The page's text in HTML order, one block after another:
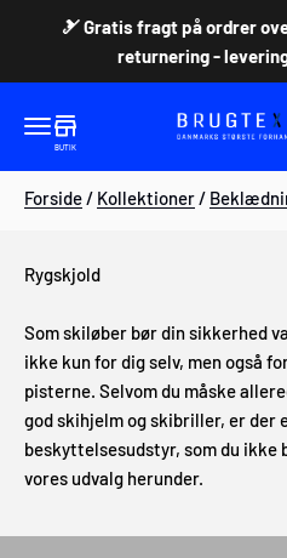
🎿 Gratis fragt på ordrer
returnering -
Åbn navigationsmenu
Åbn søgefunktion
BUTIK
Brugteski.dk
Forside/ Kollektioner/
Rygskjold
Som skiløber bør din sikkerhed
ikke kun for dig selv, men også
pisterne. Selvom du måske
godskihjelmogskibriller, er der
beskyttelsesudstyr, som du ikke
vores udvalg herunder.